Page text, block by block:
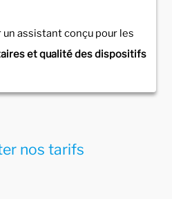
assistant conçu pour les
et qualité des dispositifs
nos tarifs